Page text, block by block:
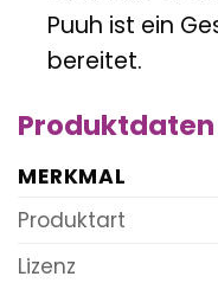
Puuh ist ein
bereitet.
MERKMAL
Produktart
Lizenz